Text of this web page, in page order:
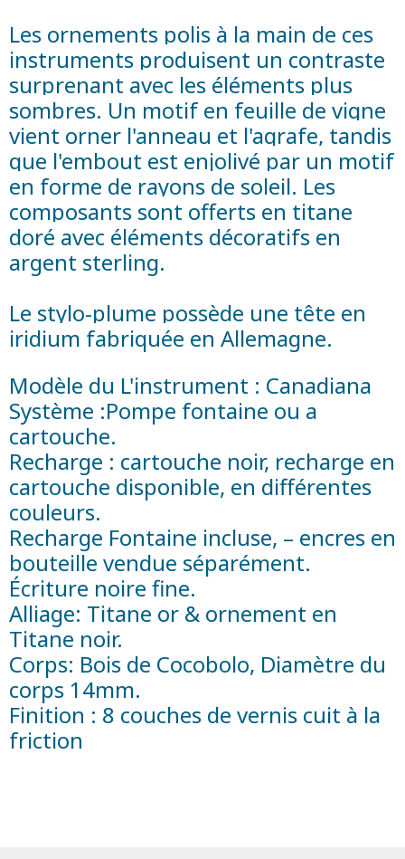
Les ornements polis à la main de ces
instruments produisent un contraste
surprenant avec les éléments plus
sombres. Un motif en feuille de vigne
vient orner l'anneau et l'agrafe, tandis
que l'embout est enjolivé par un motif
en forme de rayons de soleil. Les
composants sont offerts en titane
doré avec éléments décoratifs en
argent sterling.
Le stylo-plume possède une tête en
iridium fabriquée en Allemagne.
Modèle du L'instrument : Canadiana
Système :Pompe fontaine ou a
cartouche.
Recharge : cartouche noir, recharge en
cartouche disponible, en différentes
couleurs.
Recharge Fontaine incluse, – encres en
bouteille vendue séparément.
Écriture noire fine.
Alliage: Titane or & ornement en
Titane noir.
Corps: Bois de Cocobolo, Diamètre du
corps 14mm.
Finition : 8 couches de vernis cuit à la
friction